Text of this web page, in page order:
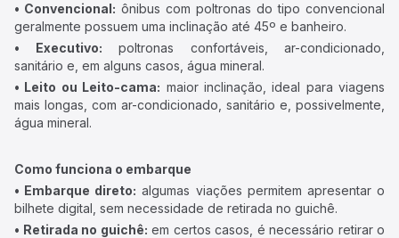
• Convencional: ônibus com poltronas do tipo convencional
geralmente possuem uma inclinação até 45º e banheiro.
• Executivo: poltronas confortáveis, ar-condicionado,
sanitário e, em alguns casos, água mineral.
• Leito ou Leito-cama: maior inclinação, ideal para viagens
mais longas, com ar-condicionado, sanitário e, possivelmente,
água mineral.
Como funciona o embarque
• Embarque direto: algumas viações permitem apresentar o
bilhete digital, sem necessidade de retirada no guichê.
• Retirada no guichê: em certos casos, é necessário retirar o